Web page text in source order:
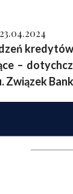
23.04.2024
–
Związek